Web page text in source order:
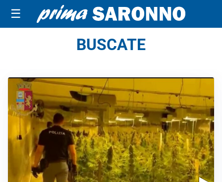
☰
BUSCATE